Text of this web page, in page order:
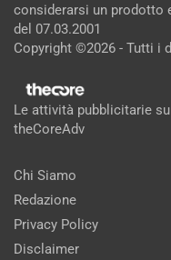
considerarsi un prodotto
del 07.03.2001
Copyright ©2026 - Tutti i
Le attività pubblicitarie
theCoreAdv
Chi Siamo
Redazione
Privacy Policy
Disclaimer